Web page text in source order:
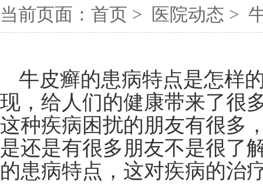
当前页面： 首页 > 医院动态 >
牛皮癣的患病特点是怎样
现，给人们的健康带来了很
这种疾病困扰的朋友有很多
是还是有很多朋友不是很了
的患病特点，这对疾病的治